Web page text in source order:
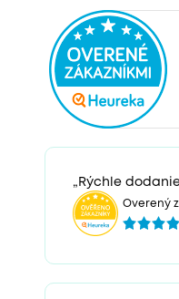
„Rýchle
Overený